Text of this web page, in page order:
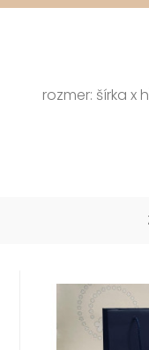
rozmer: šírka x